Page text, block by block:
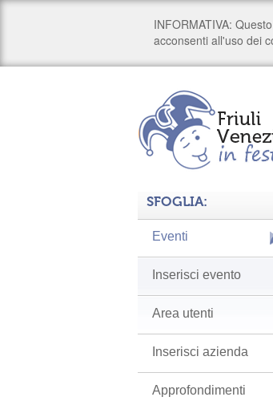
SFOGLIA:
Eventi
Inserisci evento
Area utenti
Inserisci azienda
Approfondimenti